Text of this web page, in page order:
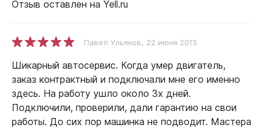
Отзыв оставлен на Yell.ru
Павел Ульянов, 22 июня 2015
Шикарный автосервис. Когда умер двигатель,
заказ контрактный и подключали мне его именно
здесь. На работу ушло около 3х дней.
Подключили, проверили, дали гарантию на свои
работы. До сих пор машинка не подводит. Мастера